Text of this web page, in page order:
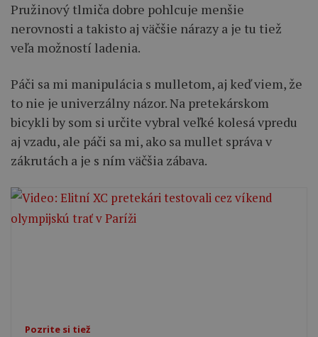
Pružinový tlmiča dobre pohlcuje menšie
nerovnosti a takisto aj väčšie nárazy a je tu tiež
veľa možností ladenia.
Páči sa mi manipulácia s mulletom, aj keď viem, že
to nie je univerzálny názor. Na pretekárskom
bicykli by som si určite vybral veľké kolesá vpredu
aj vzadu, ale páči sa mi, ako sa mullet správa v
zákrutách a je s ním väčšia zábava.
Pozrite si tiež